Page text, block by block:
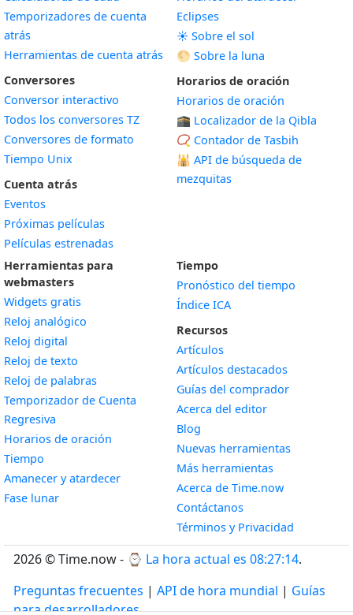
Temporizadores de cuenta
atrás
Herramientas de cuenta atrás
Conversores
Conversor interactivo
Todos los conversores TZ
Conversores de formato
Tiempo Unix
Cuenta atrás
Eventos
Próximas películas
Películas estrenadas
Eclipses
☀️ Sobre el sol
🌕 Sobre la luna
Horarios de oración
Horarios de oración
🕋 Localizador de la Qibla
📿 Contador de Tasbih
🕌 API de búsqueda de
mezquitas
Herramientas para
webmasters
Widgets gratis
Reloj analógico
Reloj digital
Reloj de texto
Reloj de palabras
Temporizador de Cuenta
Regresiva
Horarios de oración
Tiempo
Amanecer y atardecerWidget
Fase lunarWidget
Tiempo
Pronóstico del tiempo
Índice ICA
Recursos
Artículos
Artículos destacados
Guías del comprador
Acerca del editor
Blog
Nuevas herramientas
Más herramientas
Acerca de Time.now
Contáctanos
Términos y Privacidad
2026 © Time.now - ⌚ La hora actual es 08:27:15.
Preguntas frecuentes | API de hora mundial | Guías
para desarrolladores